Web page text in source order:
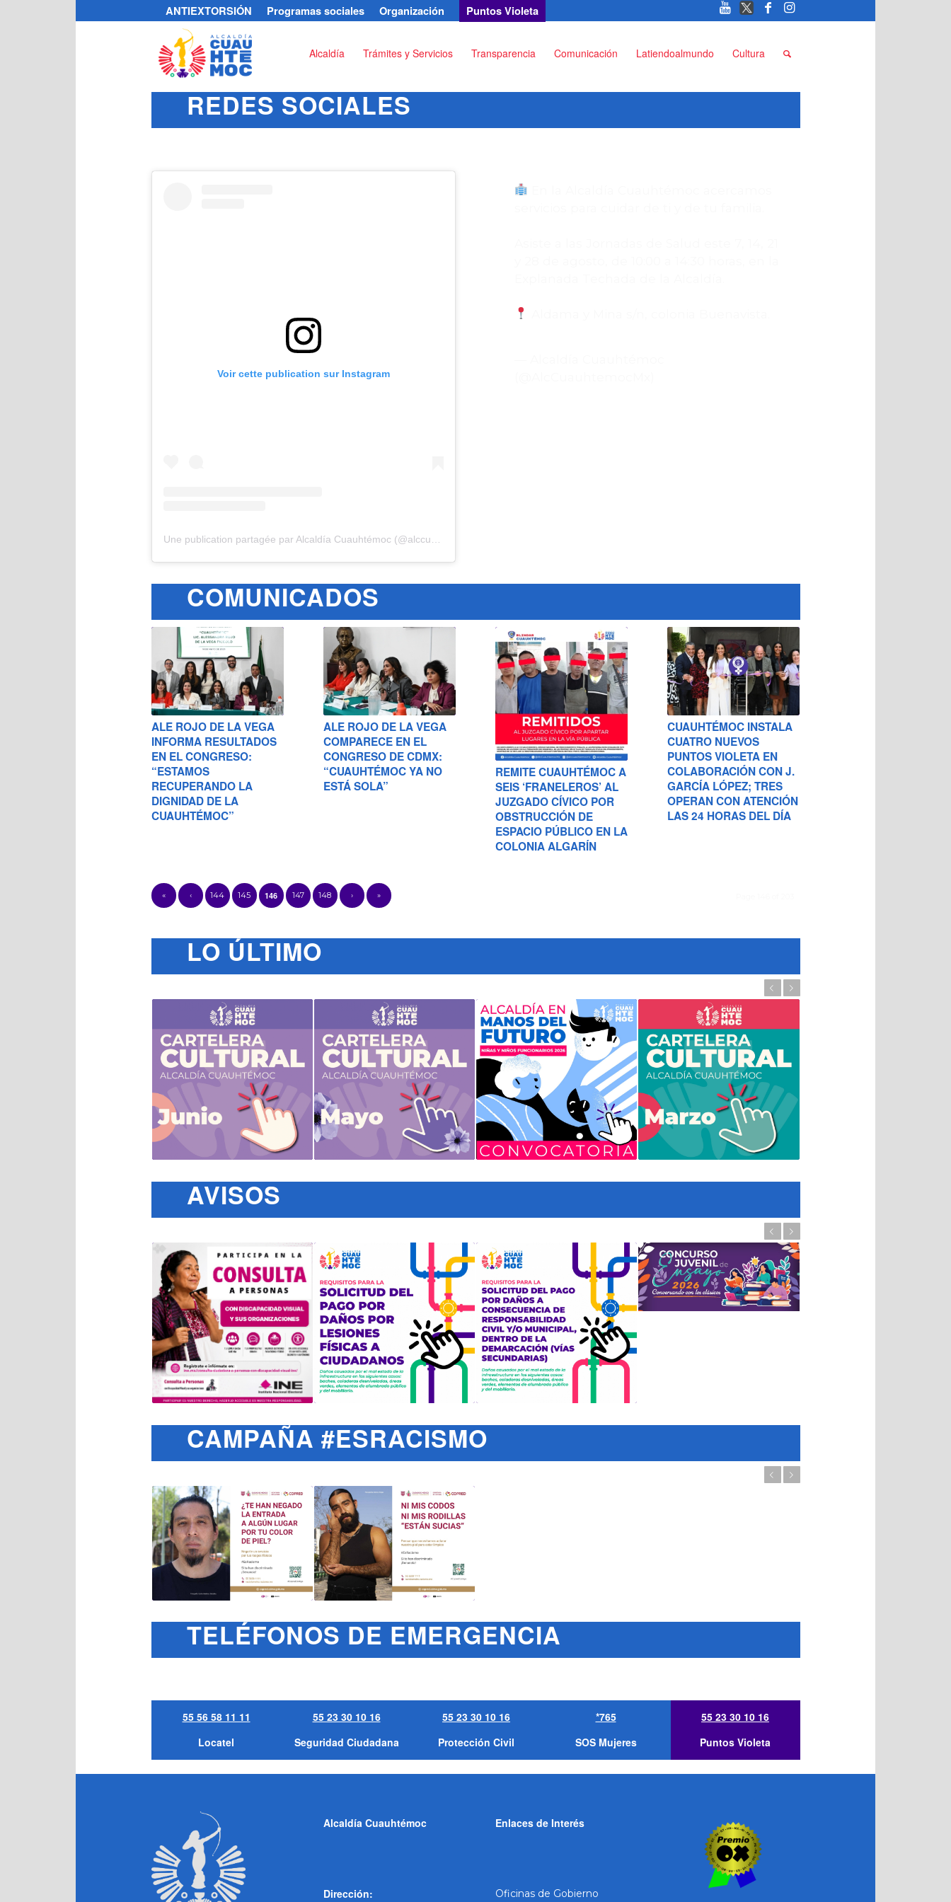
ANTIEXTORSIÓN Programas sociales Organización Puntos Violeta
Alcaldía Trámites y Servicios Transparencia Comunicación Latiendoalmundo Cultura
REDES SOCIALES
Voir cette publication sur Instagram
COMUNICADOS
ALE ROJO DE LA VEGA
INFORMA RESULTADOS
EN EL CONGRESO:
“ESTAMOS
RECUPERANDO LA
DIGNIDAD DE LA
CUAUHTÉMOC”
ALE ROJO DE LA VEGA
COMPARECE EN EL
CONGRESO DE CDMX:
“CUAUHTÉMOC YA NO
ESTÁ SOLA”
REMITE CUAUHTÉMOC A
SEIS ‘FRANELEROS’ AL
JUZGADO CÍVICO POR
OBSTRUCCIÓN DE
ESPACIO PÚBLICO EN LA
COLONIA ALGARÍN
CUAUHTÉMOC INSTALA
CUATRO NUEVOS
PUNTOS VIOLETA EN
COLABORACIÓN CON J.
GARCÍA LÓPEZ; TRES
OPERAN CON ATENCIÓN
LAS 24 HORAS DEL DÍA
« ‹ 144 145 146 147 148 › »
LO ÚLTIMO
AVISOS
CAMPAÑA #ESRACISMO
TELÉFONOS DE EMERGENCIA
55 56 58 11 11
Locatel
55 23 30 10 16
Seguridad Ciudadana
55 23 30 10 16
Protección Civil
*765
SOS Mujeres
55 23 30 10 16
Puntos Violeta
Alcaldía Cuauhtémoc
Dirección:
Enlaces de Interés
Oficinas de Gobierno